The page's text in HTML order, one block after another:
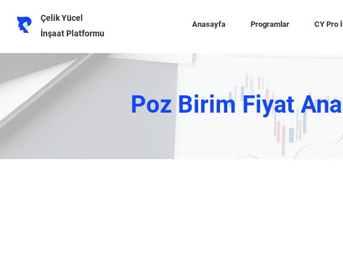
Çelik Yücel
İnşaat Platformu
Anasayfa Programlar CY Pro
Poz Birim Fiyat